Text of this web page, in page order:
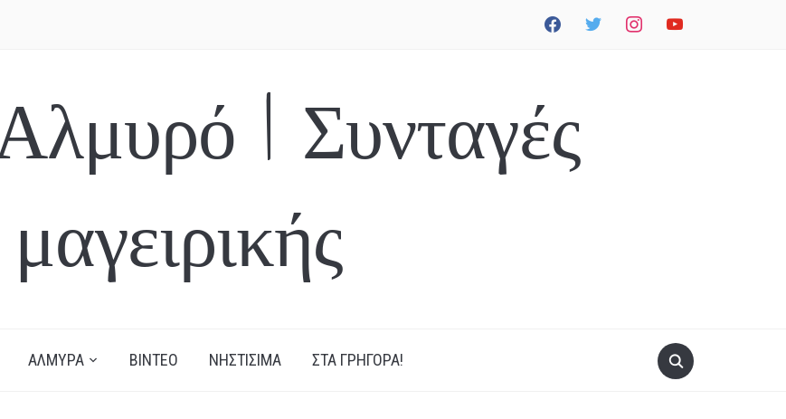
facebook twitter instagramyoutube
| Συνταγές
μαγειρικής
ΑΛΜΥΡΑ ΒΙΝΤΕΟ ΝΗΣΤΙΣΙΜΑ ΣΤΑ ΓΡΗΓΟΡΑ!